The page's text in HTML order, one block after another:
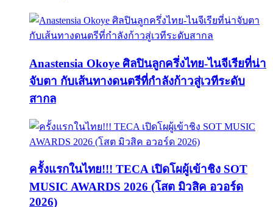
Anastensia Okoye ศิลปินลูกครึ่งไทย-ไนจีเรียที่น่า
จับตา กับเส้นทางดนตรีที่กำลังก้าวสู่เวทีระดับ
สากล
ครั้งแรกในไทย!!! TECA เปิดโผผู้เข้าชิง SOT
MUSIC AWARDS 2026 (โสต มิวสิค อวอร์ด
2026)